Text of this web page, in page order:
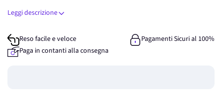
Leggi descrizione
Reso facile e veloce
Pagamenti Sicuri al 100%
Paga in contanti alla consegna